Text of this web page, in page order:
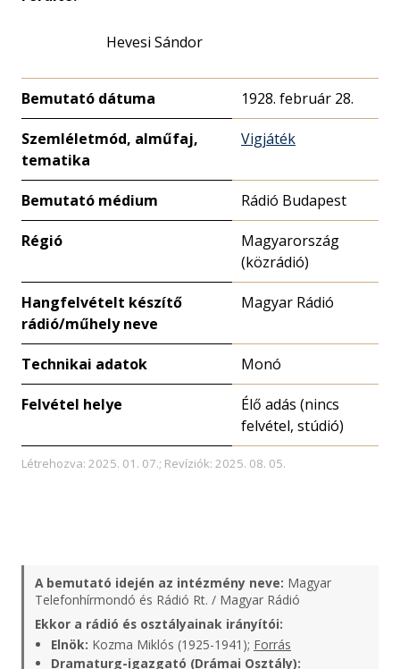
Hevesi Sándor
Bemutató dátuma 1928. február 28.
Szemléletmód, alműfaj,
tematika
Vigjáték
Bemutató médium Rádió Budapest
Régió
Magyarország
(közrádió)
Hangfelvételt készítő
rádió/műhely neve
Magyar Rádió
Technikai adatok Monó
Felvétel helye
Élő adás (nincs
felvétel, stúdió)
Létrehozva: 2025. 01. 07.; Revíziók: 2025. 08. 05.
A bemutató idején az intézmény neve: Magyar
Telefonhírmondó és Rádió Rt. / Magyar Rádió
Ekkor a rádió és osztályainak irányítói:
Elnök: Kozma Miklós (1925-1941); Forrás
Dramaturg-igazgató (Drámai Osztály):